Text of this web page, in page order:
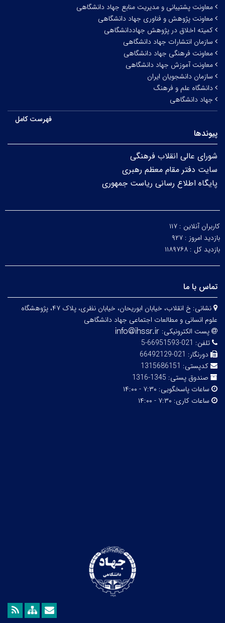
معاونت پشتیبانی و مدیریت منابع جهاد دانشگاهی
معاونت پژوهش و فناوری جهاد دانشگاهی
کمیته اخلاق در پژوهش جهاددانشگاهی
سازمان انتشارات جهاد دانشگاهی
معاونت فرهنگی جهاد دانشگاهی
معاونت آموزش جهاد دانشگاهی
سازمان دانشجویان ایران
دانشگاه علم و فرهنگ
جهاد دانشگاهی
فهرست کامل
پیوندها
شورای عالی انقلاب فرهنگی
سایت دفتر مقام معظم رهبری
پایگاه اطلاع رسانی ریاست جمهوری
کاربران آنلاین : ۱۱۷
بازدید امروز : ۹۲۷
بازدید کل : ۱۱۸۹۷۶۸
تماس با ما
نشانی:
خ انقلاب، خیابان ابوریحان، خیابان نظری، پلاک ۴۷، پژوهشگاه
علوم انسانی و مطالعات اجتماعی جهاد دانشگاهی
پست الکترونیکی:
تلفن: 021-66951593-5
دورنگار: 021-66492129
کدپستی: 1315686151
صندوق پستی: 1345-1316
ساعات پاسخگویی: ۷:۳۰ - ۱۴:۰۰
ساعات کاری: ۷:۳۰ - ۱۴:۰۰